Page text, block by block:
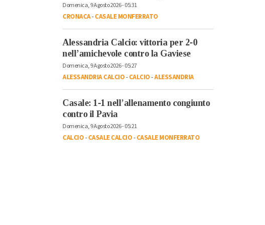
Domenica, 9 Agosto 2026 - 05:31
CRONACA-CASALE MONFERRATO
Alessandria Calcio: vittoria per 2-0
nell’amichevole contro la Gaviese
Domenica, 9 Agosto 2026 - 05:27
ALESSANDRIA CALCIO-CALCIO-ALESSANDRIA
Casale: 1-1 nell’allenamento congiunto
contro il Pavia
Domenica, 9 Agosto 2026 - 05:21
CALCIO-CASALE CALCIO-CASALE MONFERRATO